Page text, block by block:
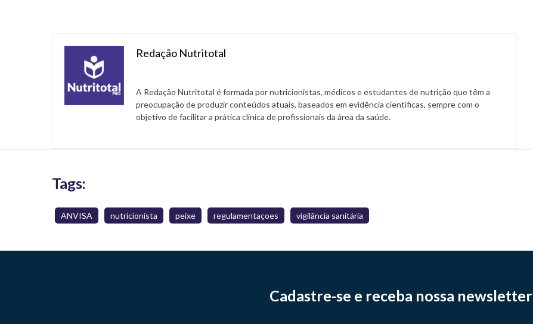
Redação Nutritotal
A Redação Nutritotal é formada por nutricionistas, médicos e estudantes de nutrição que têm a
preocupação de produzir conteúdos atuais, baseados em evidência científicas, sempre com o
objetivo de facilitar a prática clínica de profissionais da área da saúde.
Tags:
ANVISA nutricionista peixe regulamentaçoes vigilância sanitária
Cadastre-se e receba nossa newsletter